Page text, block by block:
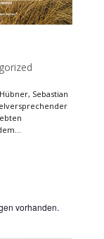
Sebastian
vorhanden.